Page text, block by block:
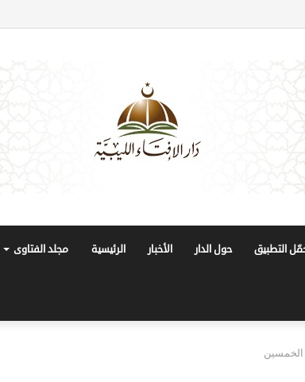
التطبيق حول الدار الأخبار الرئيسية مجلد الفتاوى
الخمسين